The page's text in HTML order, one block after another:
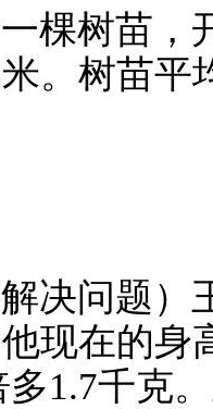
棵树苗，
。树苗平
决问题）
现在的身
多1.7千克